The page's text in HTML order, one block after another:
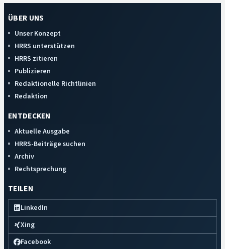
ÜBER UNS
Unser Konzept
HRRS unterstützen
HRRS zitieren
Publizieren
Redaktionelle Richtlinien
Redaktion
ENTDECKEN
Aktuelle Ausgabe
HRRS-Beiträge suchen
Archiv
Rechtsprechung
TEILEN
LinkedIn
Xing
Facebook